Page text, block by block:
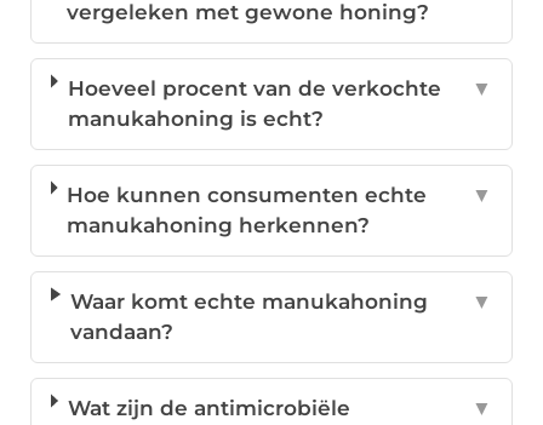
vergeleken met gewone honing?
Hoeveel procent van de verkochte
manukahoning is echt?
▼
Hoe kunnen consumenten echte
manukahoning herkennen?
▼
Waar komt echte manukahoning
vandaan?
▼
Wat zijn de antimicrobiële
▼